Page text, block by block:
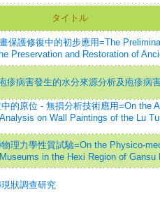
タイトル
保護修復中的初步應用=The
Preservation and Restoration of
疹病害發生的水分來源分析及疱疹病
的原位 - 無損分析技術應用=On the
on Wall Paintings of the Lu
理力學性質試驗=On the Physico-
in the Hexi Region of Gansu
狀調查研究